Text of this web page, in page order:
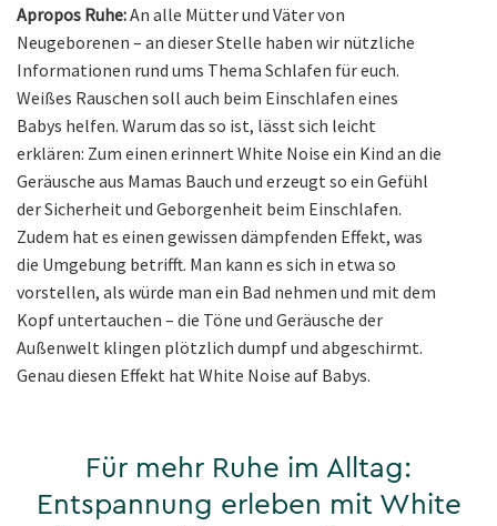
Apropos Ruhe:An alle Mütter und Väter von
Neugeborenen – an dieser Stelle haben wir nützliche
Informationen rund ums Thema Schlafen für euch.
Weißes Rauschen soll auch beim Einschlafen eines
Babys helfen. Warum das so ist, lässt sich leicht
erklären: Zum einen erinnert White Noise ein Kind an die
Geräusche aus Mamas Bauch und erzeugt so ein Gefühl
der Sicherheit und Geborgenheit beim Einschlafen.
Zudem hat es einen gewissen dämpfenden Effekt, was
die Umgebung betrifft. Man kann es sich in etwa so
vorstellen, als würde man ein Bad nehmen und mit dem
Kopf untertauchen – die Töne und Geräusche der
Außenwelt klingen plötzlich dumpf und abgeschirmt.
Genau diesen Effekt hat White Noise auf Babys.
Für mehr Ruhe im Alltag:
Entspannung erleben mit White